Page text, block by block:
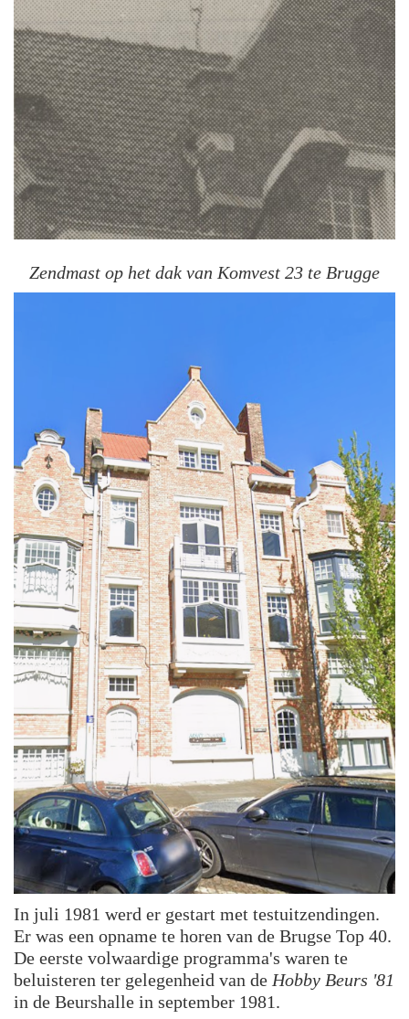
Zendmast op het dak van Komvest 23 te Brugge
In juli 1981 werd er gestart met testuitzendingen.
Er was een opname te horen van de Brugse Top 40.
De eerste volwaardige programma's waren te
beluisteren ter gelegenheid van de Hobby Beurs '81
in de Beurshalle in september 1981.